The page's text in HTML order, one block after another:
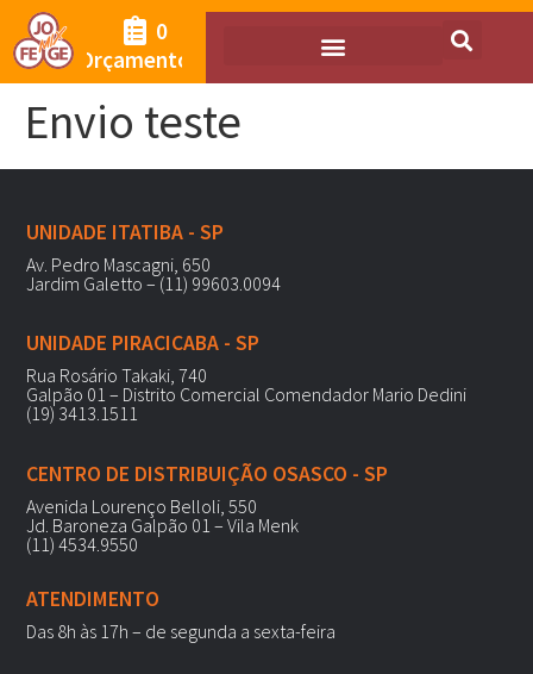
Orçamento
0
Envio teste
UNIDADE ITATIBA - SP
Av. Pedro Mascagni, 650
Jardim Galetto – (11) 99603.0094
UNIDADE PIRACICABA - SP
Rua Rosário Takaki, 740
Galpão 01 – Distrito Comercial Comendador Mario Dedini
(19) 3413.1511
CENTRO DE DISTRIBUIÇÃO OSASCO - SP
Avenida Lourenço Belloli, 550
Jd. Baroneza Galpão 01 – Vila Menk
(11) 4534.9550
ATENDIMENTO
Das 8h às 17h – de segunda a sexta-feira